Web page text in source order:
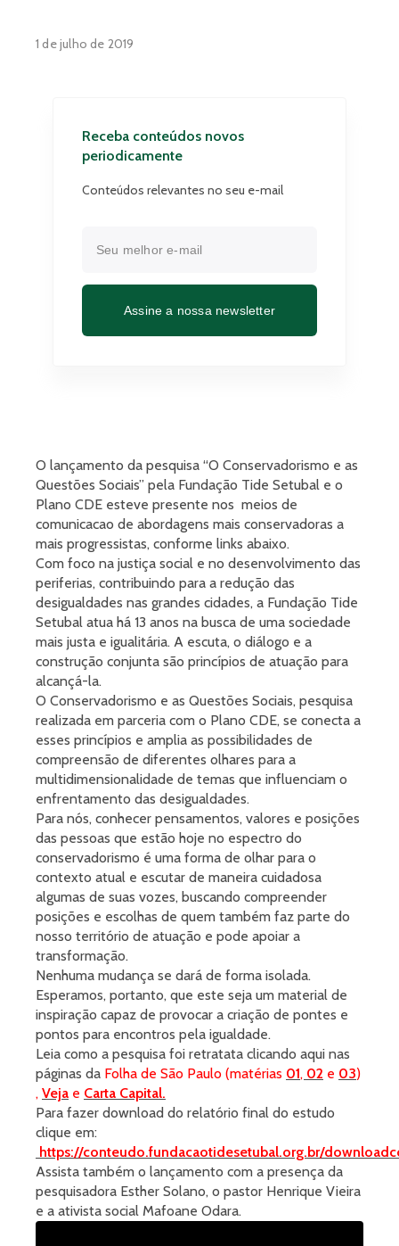
1 de julho de 2019
O lançamento da pesquisa “O Conservadorismo e as
Questões Sociais” pela Fundação Tide Setubal e o
Plano CDE esteve presente nos meios de
comunicacao de abordagens mais conservadoras a
mais progressistas, conforme links abaixo.
Com foco na justiça social e no desenvolvimento das
periferias, contribuindo para a redução das
desigualdades nas grandes cidades, a Fundação Tide
Setubal atua há 13 anos na busca de uma sociedade
mais justa e igualitária. A escuta, o diálogo e a
construção conjunta são princípios de atuação para
alcançá-la.
O Conservadorismo e as Questões Sociais, pesquisa
realizada em parceria com o Plano CDE, se conecta a
esses princípios e amplia as possibilidades de
compreensão de diferentes olhares para a
multidimensionalidade de temas que influenciam o
enfrentamento das desigualdades.
Para nós, conhecer pensamentos, valores e posições
das pessoas que estão hoje no espectro do
conservadorismo é uma forma de olhar para o
contexto atual e escutar de maneira cuidadosa
algumas de suas vozes, buscando compreender
posições e escolhas de quem também faz parte do
nosso território de atuação e pode apoiar a
transformação.
Nenhuma mudança se dará de forma isolada.
Esperamos, portanto, que este seja um material de
inspiração capaz de provocar a criação de pontes e
pontos para encontros pela igualdade.
Leia como a pesquisa foi retratata clicando aqui nas
páginas da Folha de São Paulo (matérias 01, 02 e 03)
, Veja e Carta Capital.
Para fazer download do relatório final do estudo
clique em:
https://conteudo.fundacaotidesetubal.org.br/
Assista também o lançamento com a presença da
pesquisadora Esther Solano, o pastor Henrique Vieira
e a ativista social Mafoane Odara.
Receba conteúdos novos
periodicamente
Conteúdos relevantes no seu e-mail
Assine a nossa newsletter